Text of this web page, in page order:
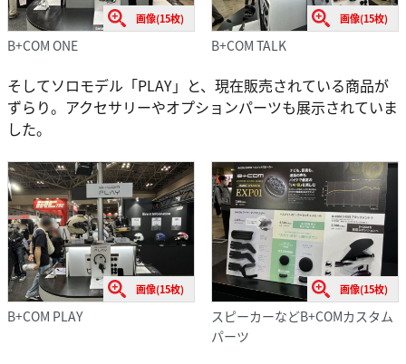
画像(15枚)
B+COM ONE
画像(15枚)
B+COM TALK
そしてソロモデル「PLAY」と、現在販売されている商品が
ずらり。アクセサリーやオプションパーツも展示されていま
した。
画像(15枚)
B+COM PLAY
画像(15枚)
スピーカーなどB+COMカスタム
パーツ